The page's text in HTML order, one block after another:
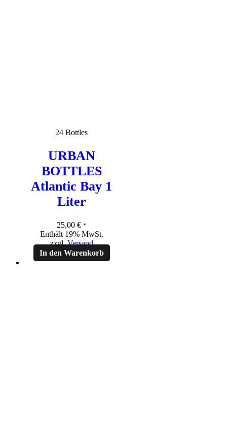
24 Bottles
URBAN
BOTTLES
Atlantic Bay 1
Liter
25,00 € *
Enthält 19% MwSt.
zzgl.Versand
In den Warenkorb